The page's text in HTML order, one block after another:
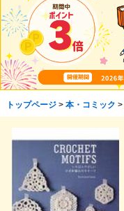
トップページ> 本・コミック >